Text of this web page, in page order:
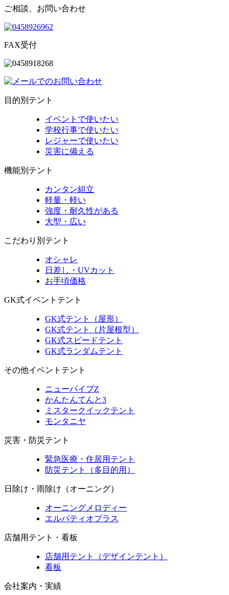
ご相談、お問い合わせ
FAX受付
目的別テント
イベントで使いたい
学校行事で使いたい
レジャーで使いたい
災害に備える
機能別テント
カンタン組立
軽量・軽い
強度・耐久性がある
大型・広い
こだわり別テント
オシャレ
日差し・UVカット
お手頃価格
GK式イベントテント
GK式テント（屋形）
GK式テント（片屋根型）
GK式スピードテント
GK式ランダムテント
その他イベントテント
ニューパイプZ
かんたんてんと3
ミスタークイックテント
モンタニヤ
災害・防災テント
緊急医療・住居用テント
防災テント（多目的用）
日除け・雨除け（オーニング）
オーニングメロディー
エルパティオプラス
店舗用テント・看板
店舗用テント（デザインテント）
看板
会社案内・実績